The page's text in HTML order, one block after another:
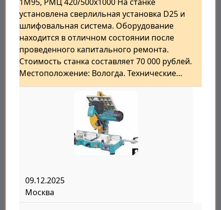
установлена сверлильная установка D25 и
шлифовальная система. Оборудование
находится в отличном состоянии после
проведенного капитального ремонта.
Стоимость станка составляет 70 000 рублей.
Местоположение: Вологда. Технические…
09.12.2025
Москва